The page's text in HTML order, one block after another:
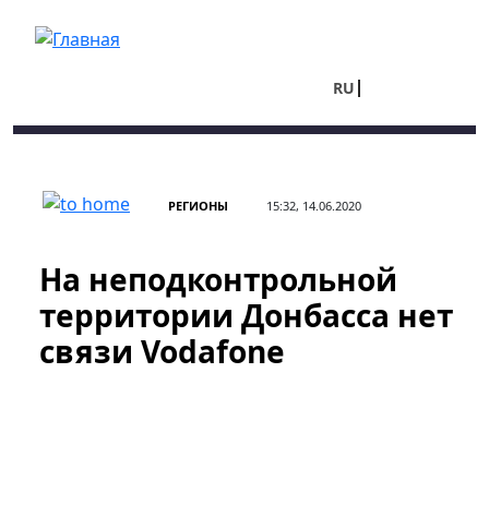
RU
РЕГИОНЫ 15:32, 14.06.2020
На неподконтрольной
территории Донбасса нет
связи Vodafone